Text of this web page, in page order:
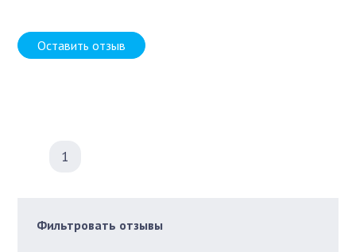
Оставить отзыв
1
Фильтровать отзывы